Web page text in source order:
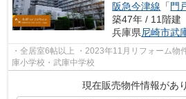
阪急今津線 「 門
築47年 / 11階建
兵庫県尼崎市武
・全居室6帖以上 ・2023年11月リフォーム物
庫小学校・武庫中学校
現在販売物件情報があ